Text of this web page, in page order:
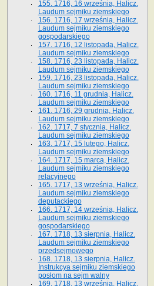
155. 1716, 16 września, Halicz.
Laudum sejmiku ziemskiego
156. 1716, 17 września, Halicz.
Laudum sejmiku ziemskiego
gospodarskiego
157. 1716, 12 listopada, Halicz.
Laudum sejmiku ziemskiego
158. 1716, 23 listopada, Halicz.
Laudum sejmiku ziemskiego
159. 1716, 23 listopada, Halicz.
Laudum sejmiku ziemskiego
160. 1716, 11 grudnia, Halicz.
Laudum sejmiku ziemskiego
161. 1716, 29 grudnia, Halicz.
Laudum sejmiku ziemskiego
162. 1717, 7 stycznia, Halicz.
Laudum sejmiku ziemskiego
163. 1717, 15 lutego, Halicz.
Laudum sejmiku ziemskiego
164. 1717, 15 marca, Halicz.
Laudum sejmiku ziemskiego
relacyjnego
165. 1717, 13 września, Halicz.
Laudum sejmiku ziemskiego
deputackiego
166. 1717, 14 września, Halicz.
Laudum sejmiku ziemskiego
gospodarskiego
167. 1718, 13 sierpnia, Halicz.
Laudum sejmiku ziemskiego
przedsejmowego
168. 1718, 13 sierpnia, Halicz.
Instrukcya sejmiku ziemskiego
posłom na sejm walny
169. 1718, 13 września, Halicz.